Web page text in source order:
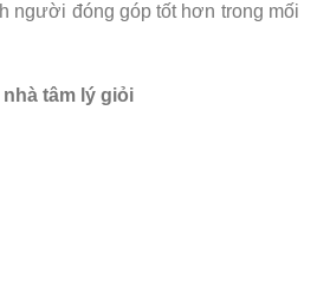
người đóng góp tốt hơn trong mối
tâm lý giỏi